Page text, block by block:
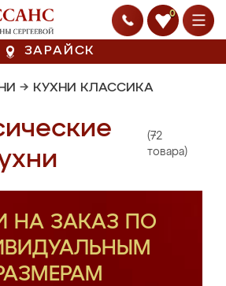
0
ЗАРАЙСК
→ КУХНИ КЛАССИКА
(72
товара)
НА ЗАКАЗ ПО